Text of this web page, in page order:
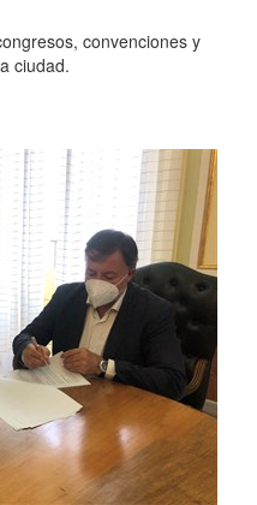
convenciones y
ciudad.